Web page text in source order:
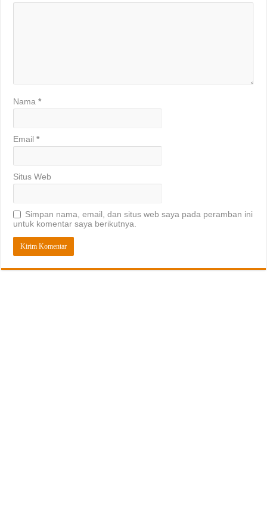
Nama*
Email*
Situs Web
Simpan nama, email, dan situs web saya pada peramban ini
untuk komentar saya berikutnya.